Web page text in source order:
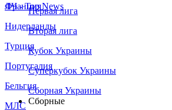
Франция
Нидерланды
Турция
Португалия
Бельгия
МЛС
ЛЧ - Top News
Первая лига
Вторая лига
Кубок Украины
Суперкубок Украины
Сборная Украины
Сборные